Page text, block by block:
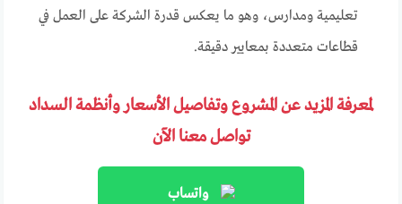
تعليمية ومدارس، وهو ما يعكس قدرة الشركة على العمل في
قطاعات متعددة بمعايير دقيقة.
لمعرفة المزيد عن المشروع وتفاصيل الأسعار وأنظمة السداد
تواصل معنا الآن
واتساب